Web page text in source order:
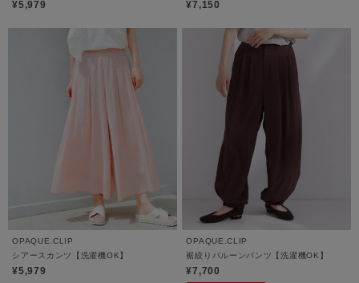
¥5,979 ¥7,150
OPAQUE.CLIP
シアースカンツ【洗濯機OK】
¥5,979
OPAQUE.CLIP
裾絞りバルーンパンツ【洗濯機OK】
¥7,700